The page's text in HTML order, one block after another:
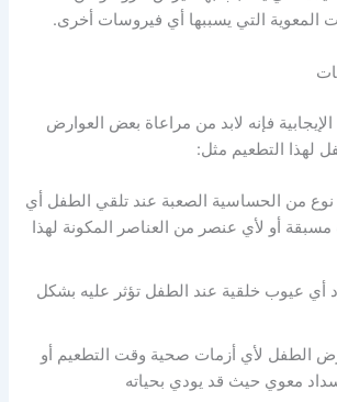
المعوية التي يسببها أي فيروسات أخرى.
فإنه لابد من مراعاة بعض العوارض
لهذا التطعيم مثل:
من الحساسية الصعبة عند تلقي الطفل أي
أو لأي عنصر من العناصر المكونة لهذا
أي عيوب خلقية عند الطفل تؤثر عليه بشكل
الطفل لأي أزمات صحية وقت التطعيم أو
معوي حيث قد يودي بحياته